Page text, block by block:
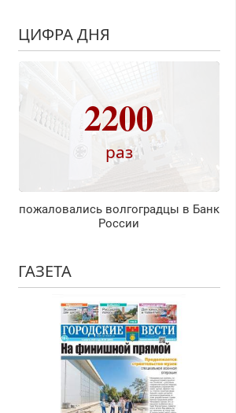
ЦИФРА ДНЯ
2200
раз
пожаловались волгоградцы в Банк
России
ГАЗЕТА